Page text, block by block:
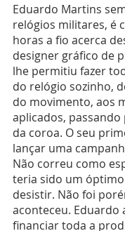
Eduardo Martins
relógios militares, é
horas a fio acerca
designer gráfico de
lhe permitiu fazer
do relógio sozinho,
do movimento, aos
aplicados,
da coroa. O seu
lançar uma
Não correu como
teria sido um
desistir. Não foi
aconteceu. Eduardo
financiar toda a